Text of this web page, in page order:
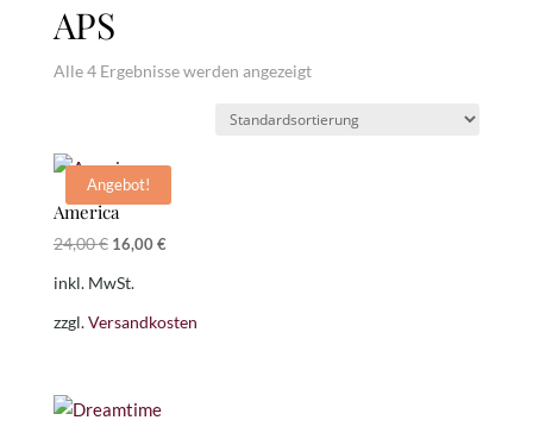
APS
Alle 4 Ergebnisse werden angezeigt
Angebot!
America
24,00€ Ursprünglicher
war:
24,00 €
16,00€Aktueller
16,00 €.
inkl. MwSt.
zzgl.Versandkosten